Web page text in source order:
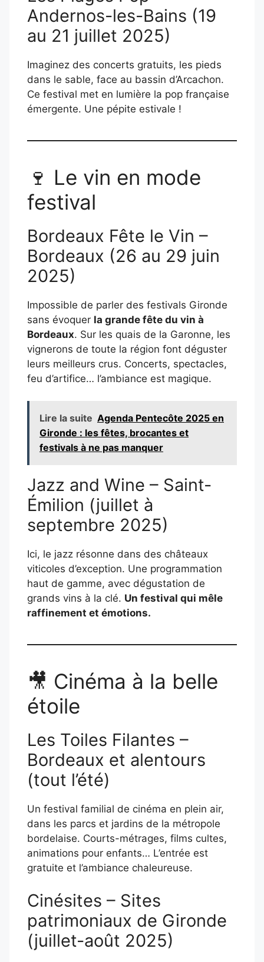
Andernos-les-Bains (19
au 21 juillet 2025)
Imaginez des concerts gratuits, les pieds
dans le sable, face au bassin d’Arcachon.
Ce festival met en lumière la pop française
émergente. Une pépite estivale !
🍷 Le vin en mode
festival
Bordeaux Fête le Vin –
Bordeaux (26 au 29 juin
2025)
Impossible de parler des festivals Gironde
sans évoquer la grande fête du vin à
Bordeaux. Sur les quais de la Garonne, les
vignerons de toute la région font déguster
leurs meilleurs crus. Concerts, spectacles,
feu d’artifice… l’ambiance est magique.
Lire la suite Agenda Pentecôte 2025 en
Gironde : les fêtes, brocantes et
festivals à ne pas manquer
Jazz and Wine – Saint-
Émilion (juillet à
septembre 2025)
Ici, le jazz résonne dans des châteaux
viticoles d’exception. Une programmation
haut de gamme, avec dégustation de
grands vins à la clé. Un festival qui mêle
raffinement et émotions.
🎥 Cinéma à la belle
étoile
Les Toiles Filantes –
Bordeaux et alentours
(tout l’été)
Un festival familial de cinéma en plein air,
dans les parcs et jardins de la métropole
bordelaise. Courts-métrages, films cultes,
animations pour enfants… L’entrée est
gratuite et l’ambiance chaleureuse.
Cinésites – Sites
patrimoniaux de Gironde
(juillet-août 2025)